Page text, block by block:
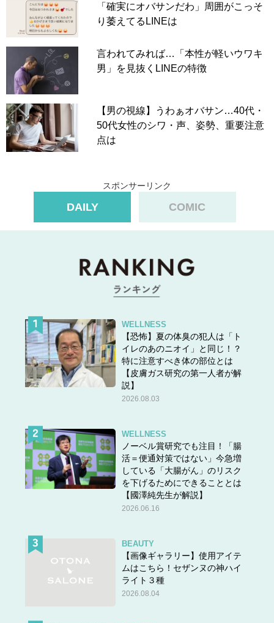
「確実にオバサンだわ」周囲がこっそ
り萎えてるLINEは
言われてみれば…「本性が軽いウワキ
男」を見抜くLINEの特徴
【男の視線】うわぁオバサン…40代・
50代女性のシワ・声、姿勢、重要注意
点は
スポンサーリンク
DAILY COMIC
WELLNESS
【恐怖】夏の体臭の犯人は「ト
イレのあのニオイ」と同じ！？
特に注意すべき体の部位とは
【皮膚ガス研究の第一人者が解
説】
2026.08.03
WELLNESS
ノーベル賞研究でも注目！「腸
活＝便通対策ではない」今急増
している「大腸がん」のリスク
を下げるためにできることとは
【國澤純先生が解説】
2026.06.16
BEAUTY
【画像ギャラリー】使用アイテ
ムはこちら！セザンヌの神ハイ
ライト３種
2026.08.04